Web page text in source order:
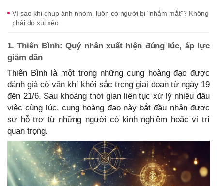
Vì sao khi chụp ảnh nhóm, luôn có người bị “nhắm mắt”? Không
phải do xui xẻo
1. Thiên Bình: Quý nhân xuất hiện đúng lúc, áp lực
giảm dần
Thiên Bình là một trong những cung hoàng đạo được
đánh giá có vận khí khởi sắc trong giai đoạn từ ngày 19
đến 21/6. Sau khoảng thời gian liên tục xử lý nhiều đầu
việc cùng lúc, cung hoàng đạo này bắt đầu nhận được
sự hỗ trợ từ những người có kinh nghiệm hoặc vị trí
quan trọng.